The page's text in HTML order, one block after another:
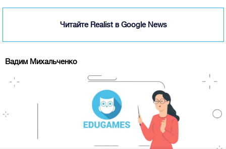
Читайте Realist в Google News
Вадим Михальченко